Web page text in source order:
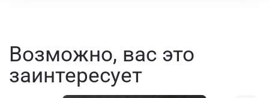
Возможно, вас это
заинтересует